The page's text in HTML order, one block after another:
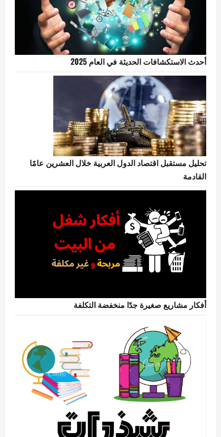
أحدث الاستكشافات الحديثة في العام 2025
تحليل مستقبل اقتصاد الدول العربية خلال العشرين عامًا
القادمة
أفكار مشاريع صغيرة جدًا منخفضة التكلفة